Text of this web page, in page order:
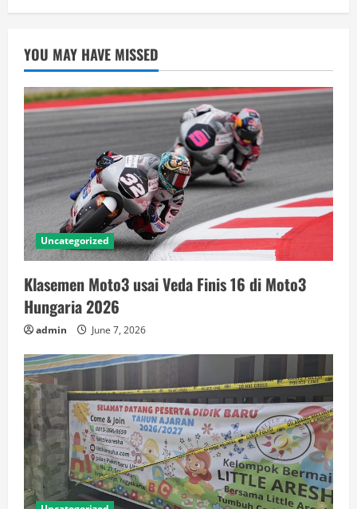
YOU MAY HAVE MISSED
Uncategorized
Klasemen Moto3 usai Veda Finis 16 di Moto3
Hungaria 2026
admin June 7, 2026